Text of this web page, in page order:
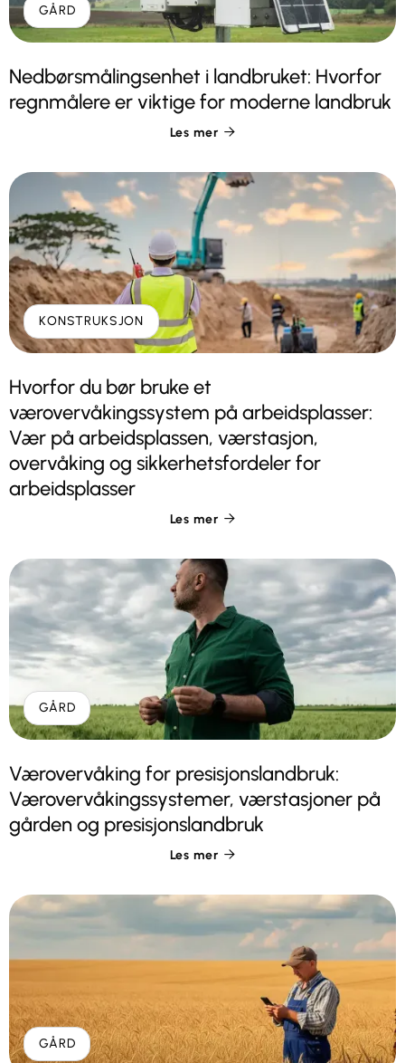
GÅRD
Nedbørsmålingsenhet i landbruket: Hvorfor
regnmålere er viktige for moderne landbruk
Les mer 
KONSTRUKSJON
Hvorfor du bør bruke et
værovervåkingssystem på arbeidsplasser:
Vær på arbeidsplassen, værstasjon,
overvåking og sikkerhetsfordeler for
arbeidsplasser
Les mer 
GÅRD
Værovervåking for presisjonslandbruk:
Værovervåkingssystemer, værstasjoner på
gården og presisjonslandbruk
Les mer 
GÅRD